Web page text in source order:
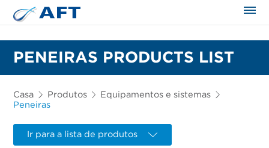
PENEIRAS PRODUCTS LIST
Casa Produtos
Equipamentos e sistemas
Peneiras
Ir para a lista de produtos